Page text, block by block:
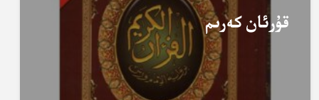
قۇرئان كەرىم